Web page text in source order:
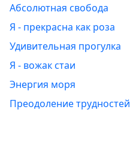
Абсолютная свобода
Я - прекрасна как роза
Удивительная прогулка
Я - вожак стаи
Энергия моря
Преодоление трудностей